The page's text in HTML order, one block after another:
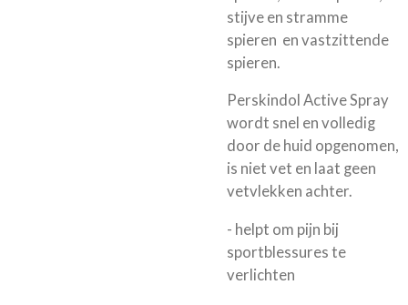
stijve en stramme
spieren en vastzittende
spieren.
Perskindol Active Spray
wordt snel en volledig
door de huid opgenomen,
is niet vet en laat geen
vetvlekken achter.
- helpt om pijn bij
sportblessures te
verlichten